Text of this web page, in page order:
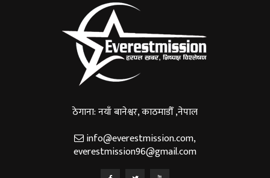
ठेगाना: नयाँ बानेश्वर, काठमाडौँ ,नेपाल
info@everestmission.com,
everestmission96@gmail.com